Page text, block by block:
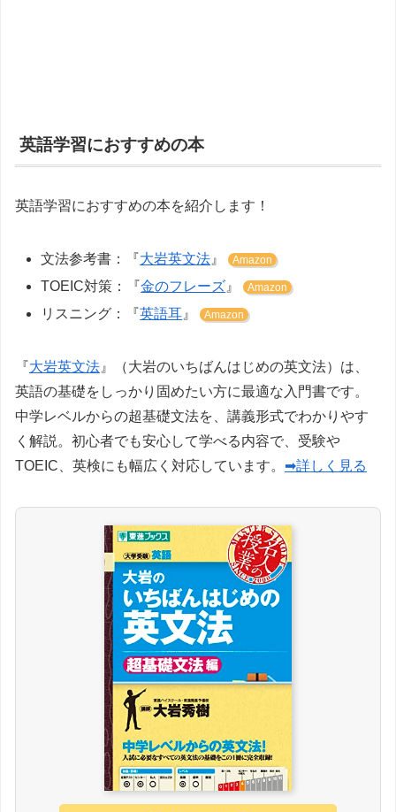
英語学習におすすめの本
英語学習におすすめの本を紹介します！
文法参考書：『大岩英文法 』 Amazon
TOEIC対策：『金のフレーズ 』 Amazon
リスニング：『英語耳 』 Amazon
『大岩英文法 』（大岩のいちばんはじめの英文法）は、
英語の基礎をしっかり固めたい方に最適な入門書です。
中学レベルからの超基礎文法を、講義形式でわかりやす
く解説。初心者でも安心して学べる内容で、受験や
TOEIC、英検にも幅広く対応しています。 ➡詳しく見る